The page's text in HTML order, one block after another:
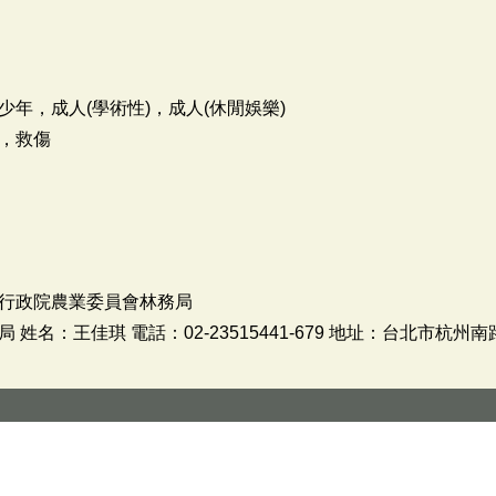
年，成人(學術性)，成人(休閒娛樂)
救傷
政院農業委員會林務局
姓名：王佳琪 電話：02-23515441-679 地址：台北市杭州南